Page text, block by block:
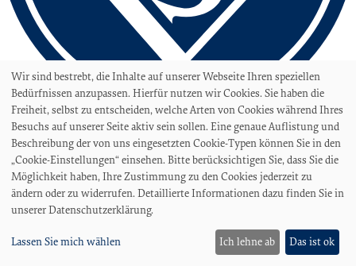
love football
hate racism!
Erstellt aus Liebe zum Sport vonkooperative web
Stadion
Sportanlage Hohweg
Wir sind bestrebt, die Inhalte auf unserer Webseite Ihren speziellen
Bedürfnissen anzupassen. Hierfür nutzen wir Cookies. Sie haben die
Freiheit, selbst zu entscheiden, welche Arten von Cookies während Ihres
Besuchs auf unserer Seite aktiv sein sollen. Eine genaue Auflistung und
Beschreibung der von uns eingesetzten Cookie-Typen können Sie in den
„Cookie-Einstellungen“ einsehen. Bitte berücksichtigen Sie, dass Sie die
Möglichkeit haben, Ihre Zustimmung zu den Cookies jederzeit zu
ändern oder zu widerrufen. Detaillierte Informationen dazu finden Sie in
unserer Datenschutzerklärung.
Lassen Sie mich wählen Ich lehne ab Das ist ok